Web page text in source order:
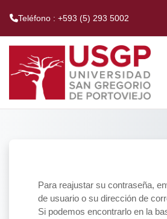
Teléfono : +593 (5) 293 5002
Para reajustar su contraseña,
de usuario o su dirección de
Si podemos encontrarlo en la